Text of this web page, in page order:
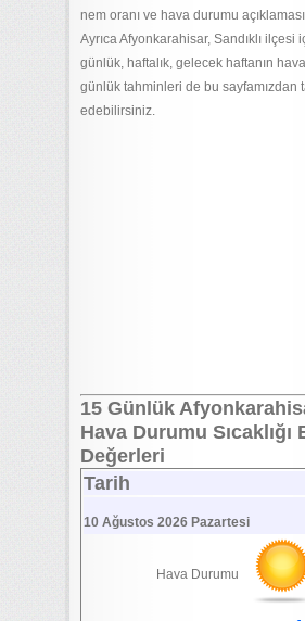
nem oranı ve hava durumu
Ayrıca Afyonkarahisar, Sandıklı ilçesi
günlük, haftalık, gelecek haftanın
günlük tahminleri de bu sayfamızdan
edebilirsiniz.
15 Günlük
Hava Durumu Sıcaklığı
Değerleri
Tarih
10 Ağustos 2026 Pazartesi
Hava Durumu